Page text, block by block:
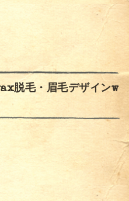
毛デザインw